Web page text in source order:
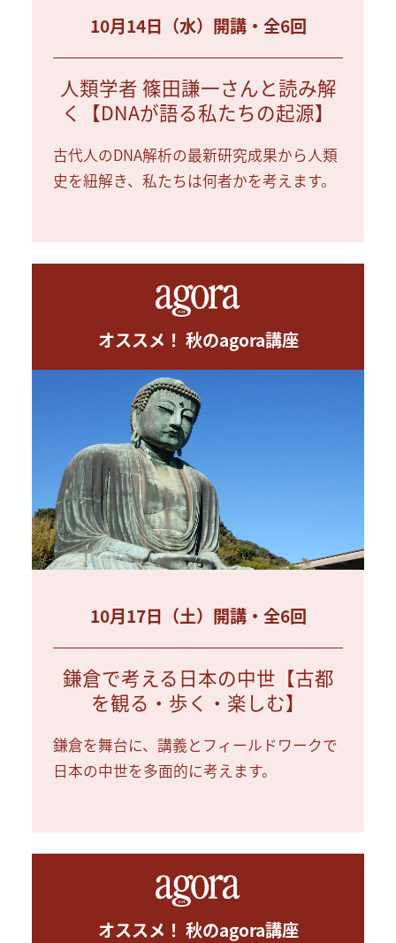
10月14日（水）開講・全6回
人類学者 篠田謙一さんと読み解
く【DNAが語る私たちの起源】
古代人のDNA解析の最新研究成果から人類
史を紐解き、私たちは何者かを考えます。
オススメ！ 秋のagora講座
10月17日（土）開講・全6回
鎌倉で考える日本の中世【古都
を観る・歩く・楽しむ】
鎌倉を舞台に、講義とフィールドワークで
日本の中世を多面的に考えます。
オススメ！ 秋のagora講座